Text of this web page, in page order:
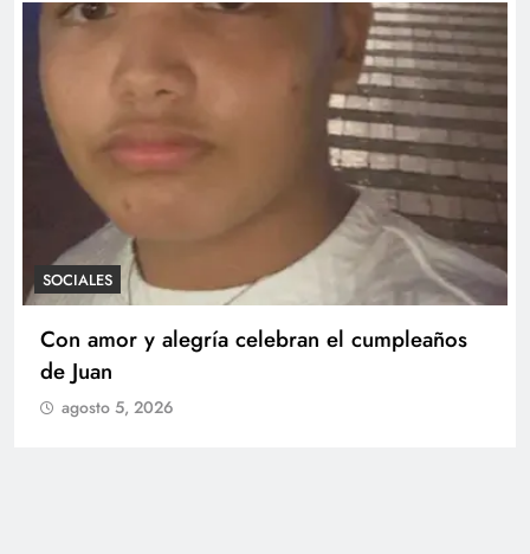
SOCIALES
Con amor y alegría celebran el cumpleaños
de Juan
agosto 5, 2026